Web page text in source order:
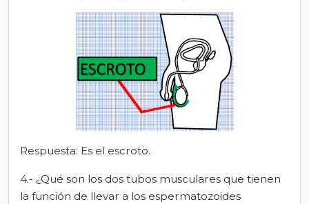
Respuesta: Es el escroto.
4.- ¿Qué son los dos tubos musculares que tienen
la función de llevar a los espermatozoides